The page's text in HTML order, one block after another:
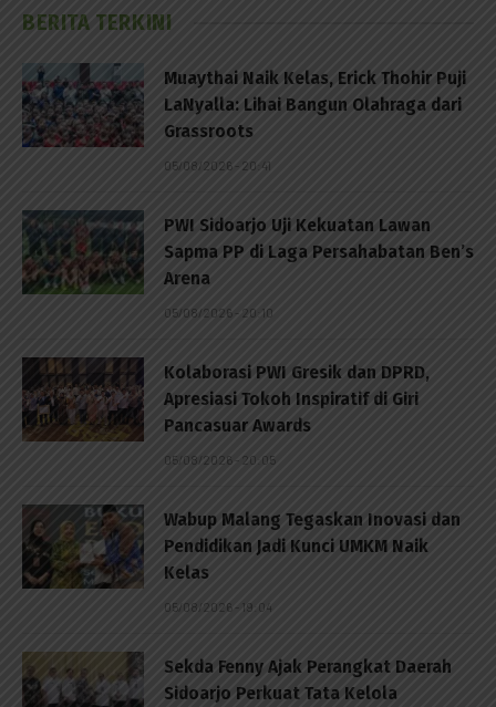
BERITA TERKINI
Muaythai Naik Kelas, Erick Thohir Puji
LaNyalla: Lihai Bangun Olahraga dari
Grassroots
05/08/2026 - 20:41
PWI Sidoarjo Uji Kekuatan Lawan
Sapma PP di Laga Persahabatan Ben’s
Arena
05/08/2026 - 20:10
Kolaborasi PWI Gresik dan DPRD,
Apresiasi Tokoh Inspiratif di Giri
Pancasuar Awards
05/08/2026 - 20:05
Wabup Malang Tegaskan Inovasi dan
Pendidikan Jadi Kunci UMKM Naik
Kelas
05/08/2026 - 19:04
Sekda Fenny Ajak Perangkat Daerah
Sidoarjo Perkuat Tata Kelola